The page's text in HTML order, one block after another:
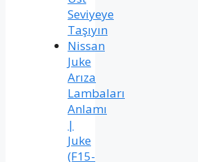
Seviyeye
Taşıyın
Nissan
Juke
Arıza
Lambaları
Anlamı
|
Juke
(F15-